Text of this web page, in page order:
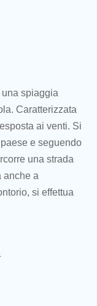
spiaggia
Caratterizzata
ai venti. Si
e seguendo
una strada
anche a
si effettua